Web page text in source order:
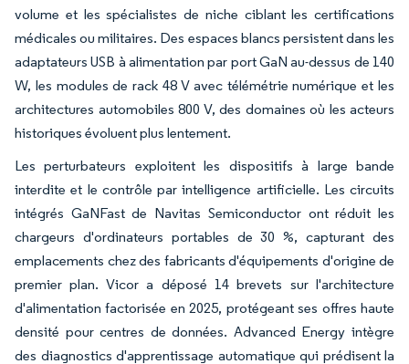
volume et les spécialistes de niche ciblant les certifications
médicales ou militaires. Des espaces blancs persistent dans les
adaptateurs USB à alimentation par port GaN au-dessus de 140
W, les modules de rack 48 V avec télémétrie numérique et les
architectures automobiles 800 V, des domaines où les acteurs
historiques évoluent plus lentement.
Les perturbateurs exploitent les dispositifs à large bande
interdite et le contrôle par intelligence artificielle. Les circuits
intégrés GaNFast de Navitas Semiconductor ont réduit les
chargeurs d'ordinateurs portables de 30 %, capturant des
emplacements chez des fabricants d'équipements d'origine de
premier plan. Vicor a déposé 14 brevets sur l'architecture
d'alimentation factorisée en 2025, protégeant ses offres haute
densité pour centres de données. Advanced Energy intègre
des diagnostics d'apprentissage automatique qui prédisent la